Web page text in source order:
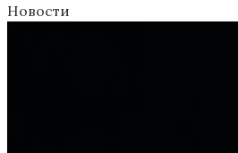
Новости